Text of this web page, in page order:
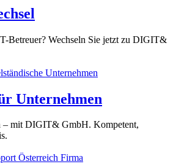
Betreuer? Wechseln Sie jetzt zu DIGIT&
Unternehmen
– mit DIGIT& GmbH. Kompetent,